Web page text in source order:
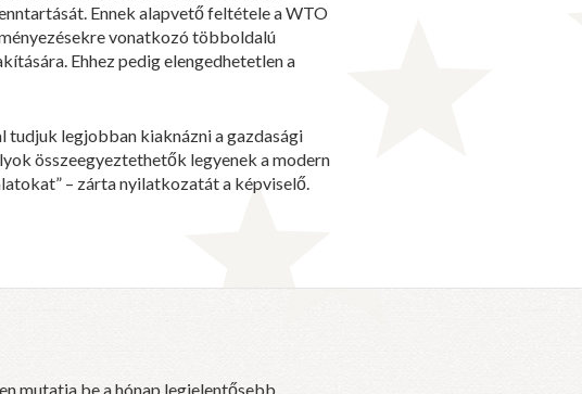
Ennek alapvető feltétele a WTO
vonatkozó többoldalú
Ehhez pedig elengedhetetlen a
tudjuk legjobban kiaknázni a gazdasági
összeegyeztethetők legyenek a modern
– zárta nyilatkozatát a képviselő.
mutatja be a hónap legjelentősebb